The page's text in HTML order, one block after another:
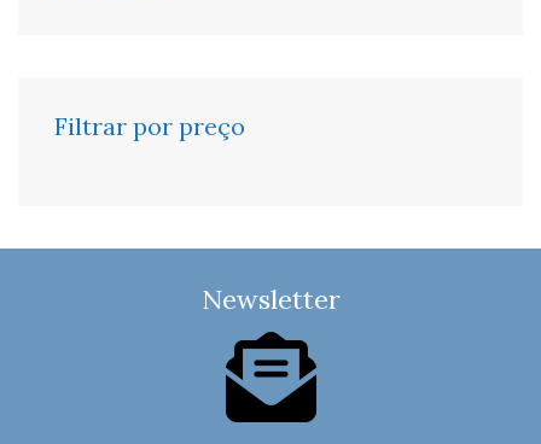
Filtrar por preço
Newsletter